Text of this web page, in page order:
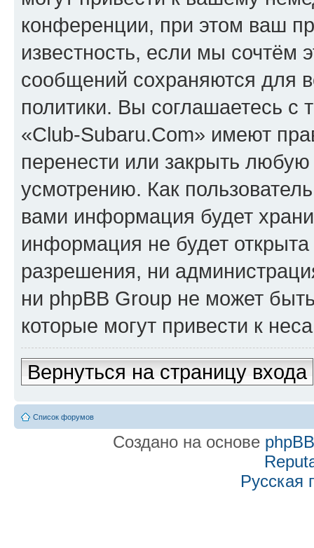
конференции, при этом ваш
известность, если мы сочтём
сообщений сохраняются для
политики. Вы соглашаетесь
«Club-Subaru.Com» имеют
перенести или закрыть
усмотрению. Как
вами информация будет
информация не будет
разрешения, ни
ни phpBB Group не может
которые могут привести к
Вернуться на страницу входа
Список форумов
Создано на основе phpBB
Русская